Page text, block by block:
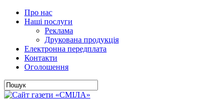
Про нас
Наші послуги
Реклама
Друкована продукція
Електронна передплата
Контакти
Оголошення